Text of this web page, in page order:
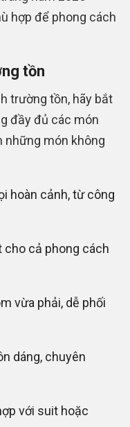
hợp để phong cách
tồn
trường tồn, hãy bắt
đầy đủ các món
những món không
hoàn cảnh, từ công
cho cả phong cách
vừa phải, dễ phối
dáng, chuyên
với suit hoặc